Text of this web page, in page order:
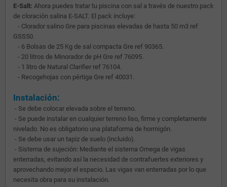
E-Salt: Ahora puedes tratar tu piscina con sal a través de nuestro pack
de cloración salina E-SALT. El pack incluye:
- Clorador salino Gre para piscinas elevadas de hasta 50 m3 ref
GSS50.
- 6 Bolsas de 25 Kg de sal compacta Gre ref 90365.
- 20 litros de Minorador de pH Gre ref 76095.
- 1 litro de Natural Clarifier ref 76104.
- Recogehojas con pértiga Gre ref 40031.
Instalación:
- Se debe colocar elevada sobre el terreno.
- Se puede instalar en cualquier terreno liso, firme y completamente
nivelado. No es obligatorio una plataforma de hormigón.
- Se debe usar un tapiz de suelo (incluido).
- Sistema de sujeción: Mediante el sistema Omega de vigas
enterradas, evitando así la necesidad de contrafuertes exteriores y
aprovechando mejor el espacio. Las vigas van enterradas por lo que
necesita obra para su instalación.